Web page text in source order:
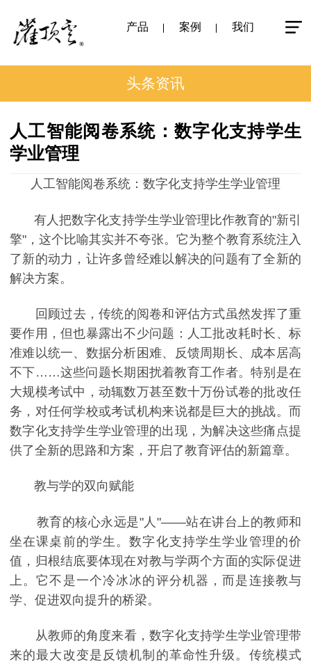
产品 案例 我们
头条资讯
人工智能阅卷系统：数字化支持学生
学业管理
人工智能阅卷系统：数字化支持学生学业管理
有人把数字化支持学生学业管理比作教育的"新引
擎"，这个比喻其实并不夸张。它为整个教育系统注入
了新的动力，让许多曾经难以解决的问题有了全新的
解决方案。
回顾过去，传统的阅卷和评估方式虽然发挥了重
要作用，但也暴露出不少问题：人工批改耗时长、标
准难以统一、数据分析困难、反馈周期长、成本居高
不下……这些问题长期困扰着教育工作者。特别是在
大规模考试中，动辄数万甚至数十万份试卷的批改任
务，对任何学校或考试机构来说都是巨大的挑战。而
数字化支持学生学业管理的出现，为解决这些痛点提
供了全新的思路和方案，开启了教育评估的新篇章。
教与学的双向赋能
教育的核心永远是"人"——站在讲台上的教师和
坐在课桌前的学生。数字化支持学生学业管理的价
值，归根结底要体现在对教与学两个方面的实际促进
上。它不是一个冷冰冰的评分机器，而是连接教与
学、促进双向提升的桥梁。
从教师的角度来看，数字化支持学生学业管理带
来的最大改变是反馈机制的革命性升级。传统模式